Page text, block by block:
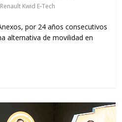
Renault Kwid E-Tech
por 24 años consecutivos
alternativa de movilidad en